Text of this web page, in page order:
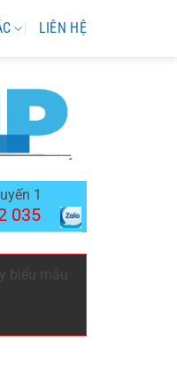
LIÊN HỆ
1
035
biểu mẫu